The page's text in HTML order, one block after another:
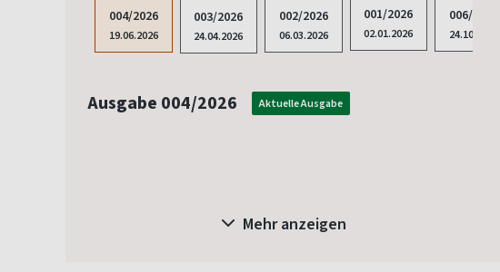
004/2026
19.06.2026
003/2026
24.04.2026
002/2026
06.03.2026
001/2026
02.01.2026
006/2025
24.10.2025
Ausgabe 004/2026 Aktuelle Ausgabe
Mehr anzeigen